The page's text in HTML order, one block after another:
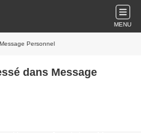
MENU
Personnel
dans Message